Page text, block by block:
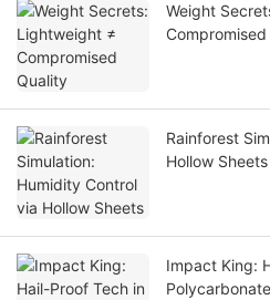
Weight
Rainforest
Hollow Sheets
Impact King: